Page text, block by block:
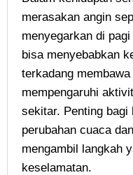
merasakan angin
menyegarkan di
bisa menyebabkan
terkadang
mempengaruhi
sekitar. Penting
perubahan cuaca
mengambil langkah
keselamatan.